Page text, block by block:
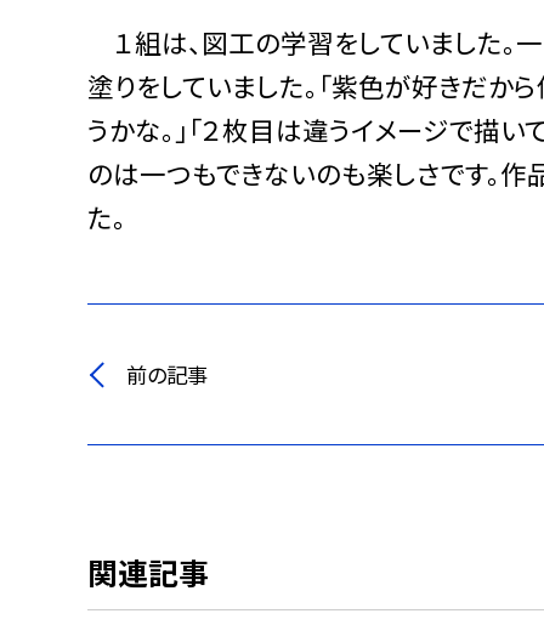
１組は、図工の学習をしていました。
塗りをしていました。「紫色が好きだか
うかな。」「２枚目は違うイメージで描
のは一つもできないのも楽しさです。
た。
前の記事
関連記事